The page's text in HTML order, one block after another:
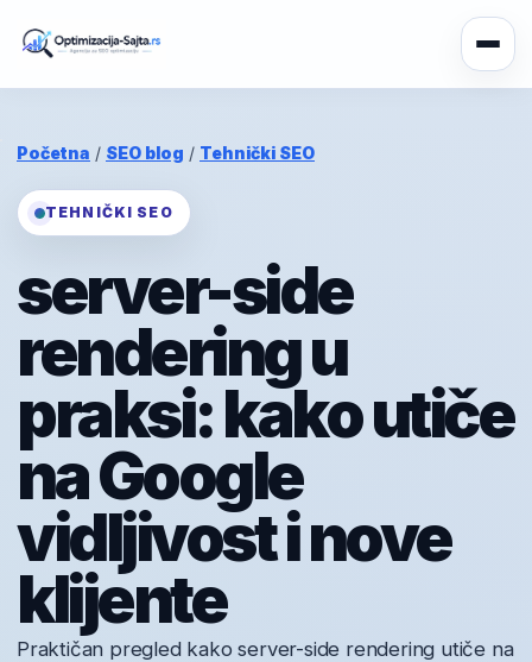
Početna / SEO blog / Tehnički SEO
TEHNIČKI SEO
server-side
rendering u
praksi: kako utiče
na Google
vidljivost i nove
klijente
Praktičan pregled kako server-side rendering utiče na